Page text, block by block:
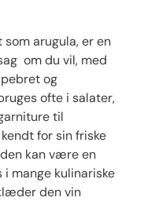
som arugula, er en
om du vil, med
og
ofte i salater,
til
for sin friske
kan være en
mange kulinariske
den vin